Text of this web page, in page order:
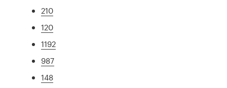
210
120
1192
987
148